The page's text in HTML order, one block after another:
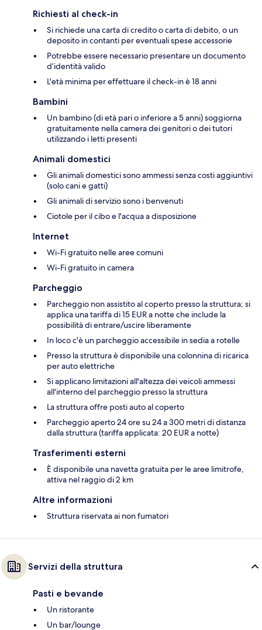
Richiesti al check-in
Si richiede una carta di credito o carta di debito, o un
deposito in contanti per eventuali spese accessorie
Potrebbe essere necessario presentare un documento
d’identità valido
L'età minima per effettuare il check-in è 18 anni
Bambini
Un bambino (di età pari o inferiore a 5 anni) soggiorna
gratuitamente nella camera dei genitori o dei tutori
utilizzando i letti presenti
Animali domestici
Gli animali domestici sono ammessi senza costi aggiuntivi
(solo cani e gatti)
Gli animali di servizio sono i benvenuti
Ciotole per il cibo e l'acqua a disposizione
Internet
Wi-Fi gratuito nelle aree comuni
Wi-Fi gratuito in camera
Parcheggio
Parcheggio non assistito al coperto presso la struttura; si
applica una tariffa di 15 EUR a notte che include la
possibilità di entrare/uscire liberamente
In loco c'è un parcheggio accessibile in sedia a rotelle
Presso la struttura è disponibile una colonnina di ricarica
per auto elettriche
Si applicano limitazioni all'altezza dei veicoli ammessi
all'interno del parcheggio presso la struttura
La struttura offre posti auto al coperto
Parcheggio aperto 24 ore su 24 a 300 metri di distanza
dalla struttura (tariffa applicata: 20 EUR a notte)
Trasferimenti esterni
È disponibile una navetta gratuita per le aree limitrofe,
attiva nel raggio di 2 km
Altre informazioni
Struttura riservata ai non fumatori
Servizi della struttura
Pasti e bevande
Un ristorante
Un bar/lounge